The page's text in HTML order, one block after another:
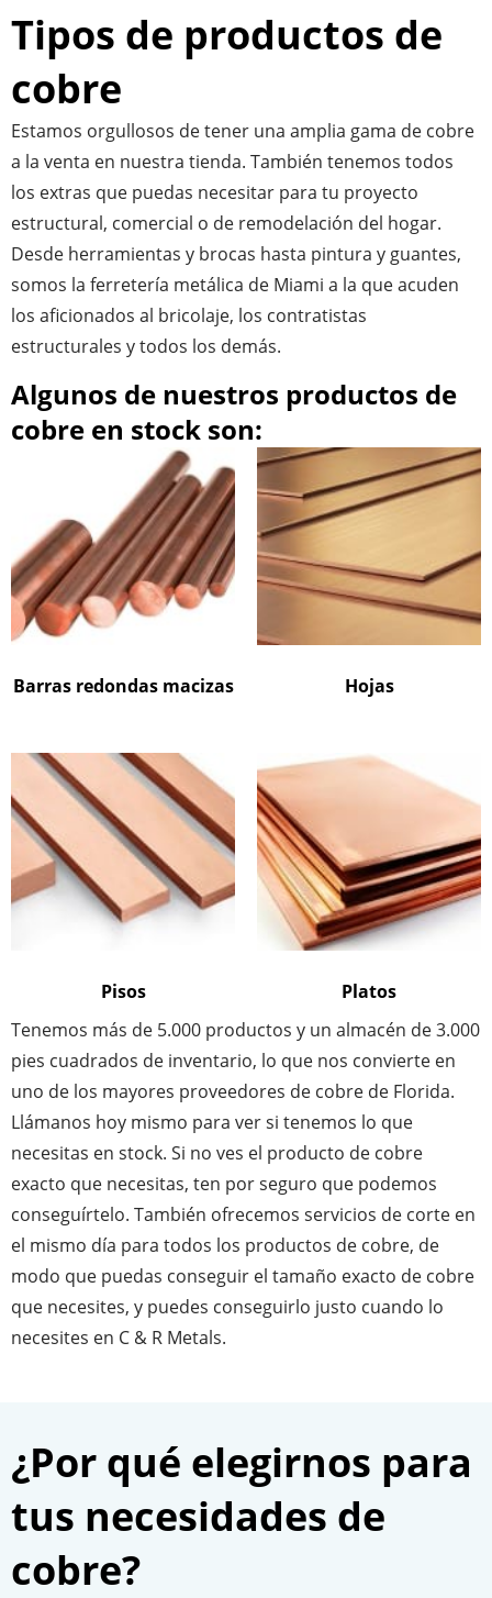
Tipos de productos de
cobre
Estamos orgullosos de tener una amplia gama de cobre
a la venta en nuestra tienda. También tenemos todos
los extras que puedas necesitar para tu proyecto
estructural, comercial o de remodelación del hogar.
Desde herramientas y brocas hasta pintura y guantes,
somos la ferretería metálica de Miami a la que acuden
los aficionados al bricolaje, los contratistas
estructurales y todos los demás.
Algunos de nuestros productos de
cobre en stock son:
Barras redondas macizas Hojas
Pisos
Platos
Tenemos más de 5.000 productos y un almacén de 3.000
pies cuadrados de inventario, lo que nos convierte en
uno de los mayores proveedores de cobre de Florida.
Llámanos hoy mismo para ver si tenemos lo que
necesitas en stock. Si no ves el producto de cobre
exacto que necesitas, ten por seguro que podemos
conseguírtelo. También ofrecemos servicios de corte en
el mismo día para todos los productos de cobre, de
modo que puedas conseguir el tamaño exacto de cobre
que necesites, y puedes conseguirlo justo cuando lo
necesites en C & R Metals.
¿Por qué elegirnos para
tus necesidades de
cobre?